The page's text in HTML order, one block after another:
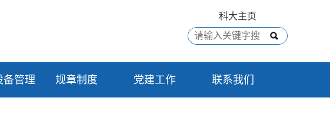
科大主页
备管理 规章制度 党建工作 联系我们